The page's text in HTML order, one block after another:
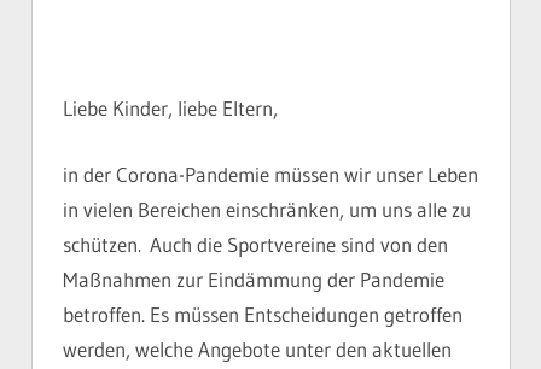
Liebe Kinder, liebe Eltern,
in der Corona-Pandemie müssen wir unser Leben
in vielen Bereichen einschränken, um uns alle zu
schützen. Auch die Sportvereine sind von den
Maßnahmen zur Eindämmung der Pandemie
betroffen. Es müssen Entscheidungen getroffen
werden, welche Angebote unter den aktuellen